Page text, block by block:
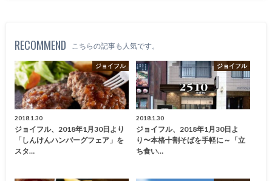
RECOMMEND こちらの記事も人気です。
ジョイフル
2018.1.30
ジョイフル、2018年1月30日より
「しんけんハンバーグフェア」を
スタ…
ジョイフル
2018.1.30
ジョイフル、2018年1月30日よ
り〜本格十割そばを手軽に～「立
ち食い…